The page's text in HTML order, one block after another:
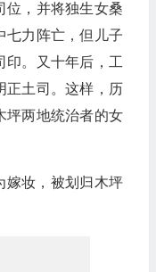
位，并将独生女桑
七力阵亡，但儿子
印。又十年后，工
正土司。这样，历
坪两地统治者的女
嫁妆，被划归木坪